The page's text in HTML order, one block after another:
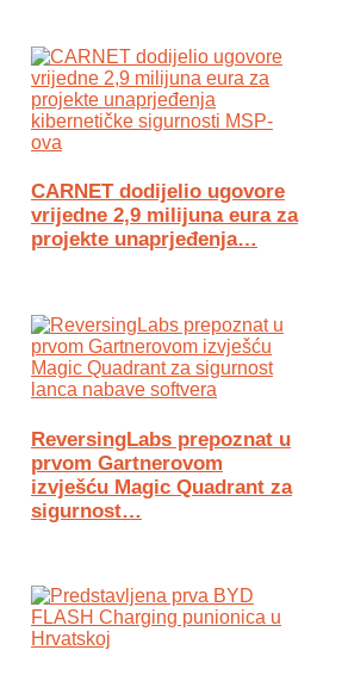
CARNET dodijelio ugovore
vrijedne 2,9 milijuna eura za
projekte unaprjeđenja…
ReversingLabs prepoznat u
prvom Gartnerovom
izvješću Magic Quadrant za
sigurnost…